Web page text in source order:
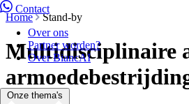
Contact
Over ons
Partner worden?
Over BiancAI
Onze thema's
Home Stand-by
Multidisciplinaire